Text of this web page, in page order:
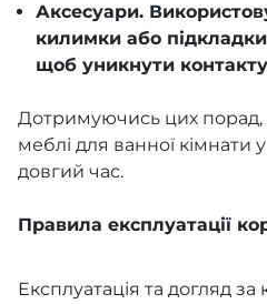
Аксесуари.
килимки або
щоб уникнути
Дотримуючись цих
меблі для ванної кімнати
довгий час.
Правила експлуатації
Експлуатація та догляд